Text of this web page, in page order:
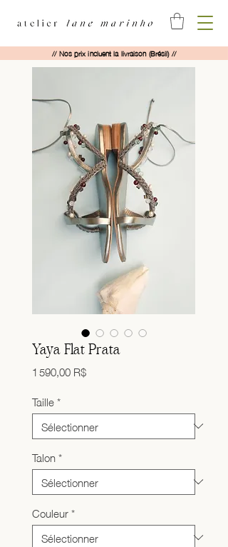
// Nos prix incluent la livraison (Brésil) //
Yaya Flat Prata
1 590,00 R$Prix
Taille*
Talon*
Couleur*